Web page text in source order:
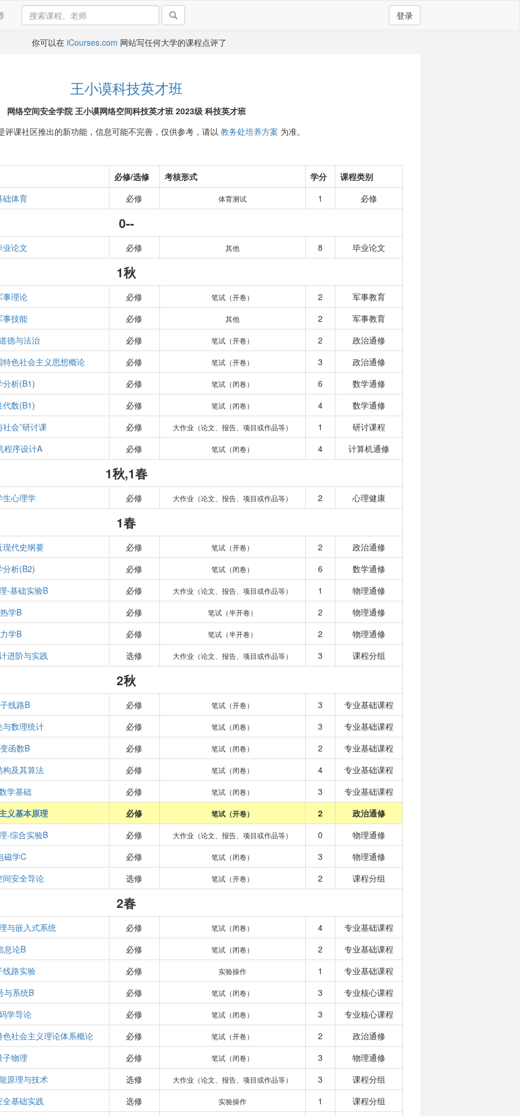
登录
你可以在 iCourses.com 网站写任何大学的课程点评了
王小谟科技英才班
网络空间安全学院 王小谟网络空间科技英才班 2023级 科技英才班
评课社区推出的新功能，信息可能不完善，仅供参考，请以 教务处培养方案 为准。
必修/选修 考核形式 学分
课程类别
础体育 必修 体育测试 1 必修
0--
业论文 必修 其他 8 毕业论文
1秋
事理论 必修 笔试（开卷） 2
军事教育
事技能 必修 其他 2
军事教育
德与法治 必修 笔试（开卷） 2
政治通修
色社会主义思想概论 必修 笔试（开卷） 3
政治通修
分析(B1) 必修 笔试（闭卷） 6
数学通修
代数(B1) 必修 笔试（闭卷） 4
数学通修
社会”研讨课 必修 大作业（论文、报告、项目或作品等） 1
研讨课程
程序设计A 必修 笔试（闭卷） 4 计算机通修
1秋,1春
生心理学 必修 大作业（论文、报告、项目或作品等） 2 心理健康
1春
现代史纲要 必修 笔试（开卷） 2
政治通修
分析(B2) 必修 笔试（闭卷） 6
数学通修
-基础实验B 必修 大作业（论文、报告、项目或作品等） 1
物理通修
热学B 必修 笔试（半开卷） 2
物理通修
力学B 必修 笔试（半开卷） 2
物理通修
进阶与实践 选修 大作业（论文、报告、项目或作品等） 3 课程分组
2秋
线路B 必修 笔试（开卷） 3
专业基础课程
与数理统计 必修 笔试（闭卷） 3
专业基础课程
函数B 必修 笔试（闭卷） 2
专业基础课程
构及其算法 必修 笔试（闭卷） 4
专业基础课程
学基础 必修 笔试（闭卷） 3
专业基础课程
义基本原理 必修 笔试（开卷） 2
政治通修
-综合实验B 必修 大作业（论文、报告、项目或作品等） 0
物理通修
磁学C 必修 笔试（闭卷） 3
物理通修
间安全导论 选修 笔试（开卷） 2 课程分组
2春
与嵌入式系统 必修 笔试（闭卷） 4
专业基础课程
息论B 必修 笔试（闭卷） 2
专业基础课程
线路实验 必修 实验操作 1
专业基础课程
与系统B 必修 笔试（闭卷） 3
专业核心课程
学导论 必修 笔试（闭卷） 3
专业核心课程
社会主义理论体系概论 必修 笔试（开卷） 2
政治通修
子物理 必修 笔试（闭卷） 3
物理通修
原理与技术 选修 大作业（论文、报告、项目或作品等） 3
课程分组
全基础实践 选修 实验操作 1
课程分组